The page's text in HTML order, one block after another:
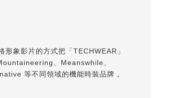
象影片的方式把「TECHWEAR」
、Meanswhile、
等不同領域的機能時裝品牌，